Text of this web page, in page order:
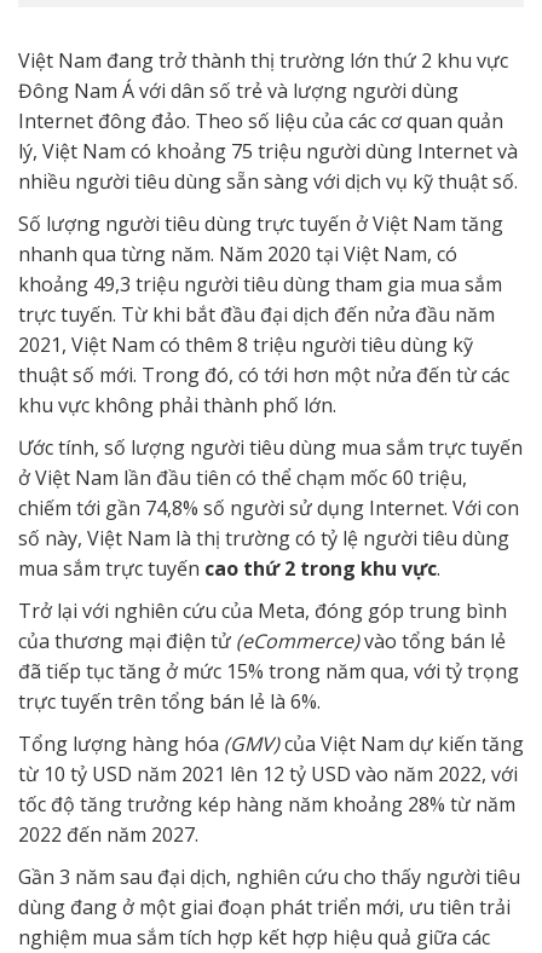
Việt Nam đang trở thành thị trường lớn thứ 2 khu vực
Đông Nam Á với dân số trẻ và lượng người dùng
Internet đông đảo. Theo số liệu của các cơ quan quản
lý, Việt Nam có khoảng 75 triệu người dùng Internet và
nhiều người tiêu dùng sẵn sàng với dịch vụ kỹ thuật số.
Số lượng người tiêu dùng trực tuyến ở Việt Nam tăng
nhanh qua từng năm. Năm 2020 tại Việt Nam, có
khoảng 49,3 triệu người tiêu dùng tham gia mua sắm
trực tuyến. Từ khi bắt đầu đại dịch đến nửa đầu năm
2021, Việt Nam có thêm 8 triệu người tiêu dùng kỹ
thuật số mới. Trong đó, có tới hơn một nửa đến từ các
khu vực không phải thành phố lớn.
Ước tính, số lượng người tiêu dùng mua sắm trực tuyến
ở Việt Nam lần đầu tiên có thể chạm mốc 60 triệu,
chiếm tới gần 74,8% số người sử dụng Internet. Với con
số này, Việt Nam là thị trường có tỷ lệ người tiêu dùng
mua sắm trực tuyến cao thứ 2 trong khu vực.
Trở lại với nghiên cứu của Meta, đóng góp trung bình
của thương mại điện tử (eCommerce)vào tổng bán lẻ
đã tiếp tục tăng ở mức 15% trong năm qua, với tỷ trọng
trực tuyến trên tổng bán lẻ là 6%.
Tổng lượng hàng hóa (GMV)của Việt Nam dự kiến tăng
từ 10 tỷ USD năm 2021 lên 12 tỷ USD vào năm 2022, với
tốc độ tăng trưởng kép hàng năm khoảng 28% từ năm
2022 đến năm 2027.
Gần 3 năm sau đại dịch, nghiên cứu cho thấy người tiêu
dùng đang ở một giai đoạn phát triển mới, ưu tiên trải
nghiệm mua sắm tích hợp kết hợp hiệu quả giữa các